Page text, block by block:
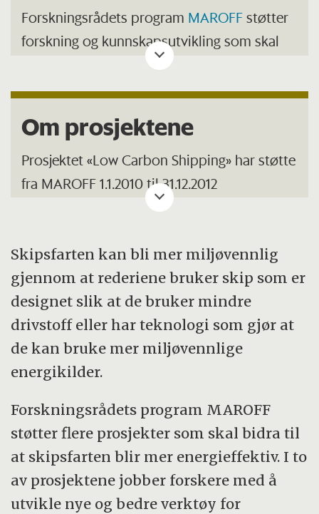
Forskningsrådets program MAROFFstøtter
forskning og kunnskapsutvikling som skal
bidra til innovasjon og miljøvennlig
verdiskaping i de maritime næringer i Norge.
Om prosjektene
Prosjektet «Low Carbon Shipping» har støtte
fra MAROFF 1.1.2010 til 31.12.2012
Det Norske Veritas AS.
Lesprosjektsammendragi MAROFFs
prosjektarkiv.
Se også prosjektetshjemmeside.
Se DNVsbrosjyreom
reduksjonskurvene.Prosjektet «Maritime
Logistics Fleet Size and Mix – development
of methods to improve SOT, based on SOR
and SOR/SOT in other modes of transport»
har støtte fra MAROFF fra 4.1.2010 til
31.12.2014.
Skipsfarten kan bli mer miljøvennlig
gjennom at rederiene bruker skip som er
designet slik at de bruker mindre
drivstoff eller har teknologi som gjør at
de kan bruke mer miljøvennlige
energikilder.
Forskningsrådets program MAROFF
støtter flere prosjekter som skal bidra til
at skipsfarten blir mer energieffektiv. I to
av prosjektene jobber forskere med å
utvikle nye og bedre verktøy for